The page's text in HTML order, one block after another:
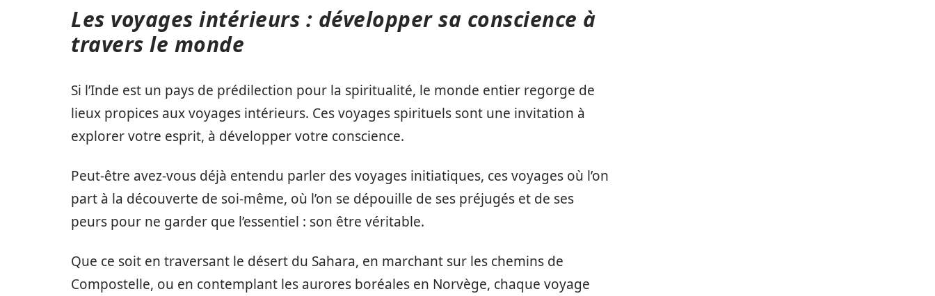
Les voyages intérieurs : développer sa conscience à
travers le monde
Si l’Inde est un pays de prédilection pour la spiritualité, le monde entier regorge de
lieux propices aux voyages intérieurs. Ces voyages spirituels sont une invitation à
explorer votre esprit, à développer votre conscience.
Peut-être avez-vous déjà entendu parler des voyages initiatiques, ces voyages où l’on
part à la découverte de soi-même, où l’on se dépouille de ses préjugés et de ses
peurs pour ne garder que l’essentiel : son être véritable.
Que ce soit en traversant le désert du Sahara, en marchant sur les chemins de
Compostelle, ou en contemplant les aurores boréales en Norvège, chaque voyage